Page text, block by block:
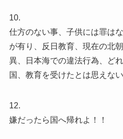
10.
仕方のない事、子供には罪は
が有り、反日教育、現在の北
異、日本海での違法行為、ど
国、教育を受けたとは思えな
12.
嫌だったら国へ帰れよ！！